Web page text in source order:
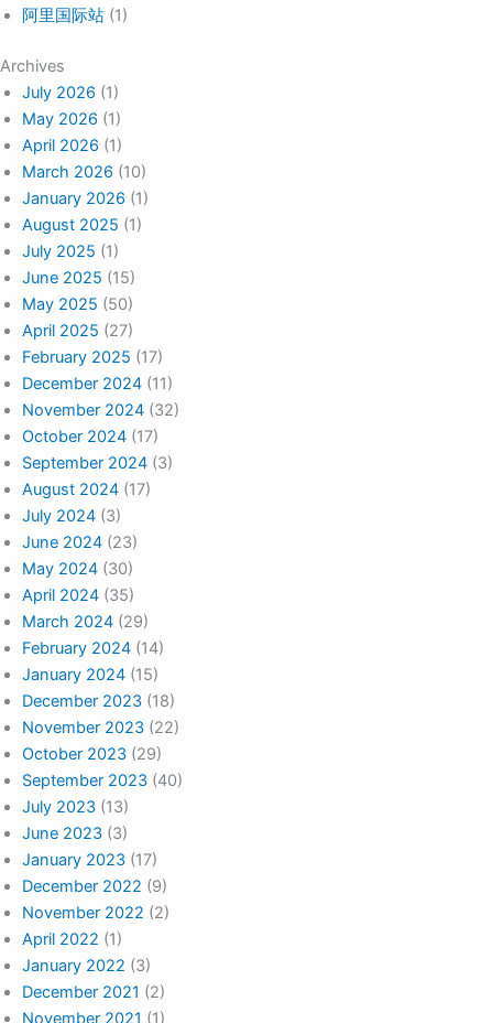
阿里国际站 (1)
Archives
July 2026 (1)
May 2026 (1)
April 2026 (1)
March 2026 (10)
January 2026 (1)
August 2025 (1)
July 2025 (1)
June 2025 (15)
May 2025 (50)
April 2025 (27)
February 2025 (17)
December 2024 (11)
November 2024 (32)
October 2024 (17)
September 2024 (3)
August 2024 (17)
July 2024 (3)
June 2024 (23)
May 2024 (30)
April 2024 (35)
March 2024 (29)
February 2024 (14)
January 2024 (15)
December 2023 (18)
November 2023 (22)
October 2023 (29)
September 2023 (40)
July 2023 (13)
June 2023 (3)
January 2023 (17)
December 2022 (9)
November 2022 (2)
April 2022 (1)
January 2022 (3)
December 2021 (2)
November 2021 (1)